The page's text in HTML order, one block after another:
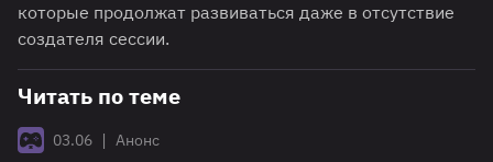
которые продолжат развиваться даже в отсутствие
создателя сессии.
Читать по теме
03.06 | Анонс